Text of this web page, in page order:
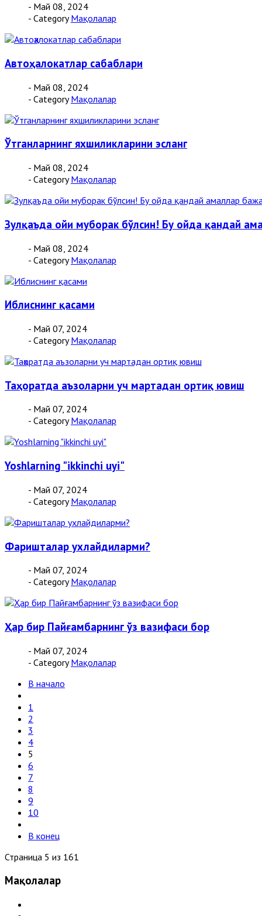
- Май 08, 2024
- Category Мақолалар
Автоҳалокатлар сабаблари
- Май 08, 2024
- Category Мақолалар
Ўтганларнинг яхшиликларини эсланг
- Май 08, 2024
- Category Мақолалар
Зулқаъда ойи муборак бўлсин! Бу ойда қандай
- Май 08, 2024
- Category Мақолалар
Иблиснинг қасами
- Май 07, 2024
- Category Мақолалар
Таҳоратда аъзоларни уч мартадан ортиқ ювиш
- Май 07, 2024
- Category Мақолалар
Yoshlarning "ikkinchi uyi"
- Май 07, 2024
- Category Мақолалар
Фаришталар ухлайдиларми?
- Май 07, 2024
- Category Мақолалар
Ҳар бир Пайғамбарнинг ўз вазифаси бор
- Май 07, 2024
- Category Мақолалар
В начало
1
2
3
4
5
6
7
8
9
10
В конец
Страница 5 из 161
Мақолалар